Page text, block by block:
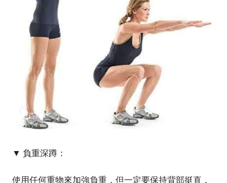
▼ 負重深蹲：
使用任何重物來加強負重，但一定要保持背部挺直，